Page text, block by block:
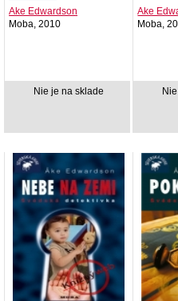
Ake Edwardson
Moba, 2010
Nie je na sklade
Ake
Moba,